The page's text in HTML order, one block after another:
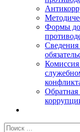
Формы
Сведения
Обратная
Результат